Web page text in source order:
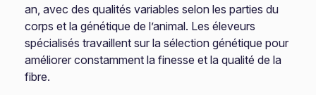
an, avec des qualités variables selon les parties du
corps et la génétique de l’animal. Les éleveurs
spécialisés travaillent sur la sélection génétique pour
améliorer constamment la finesse et la qualité de la
fibre.